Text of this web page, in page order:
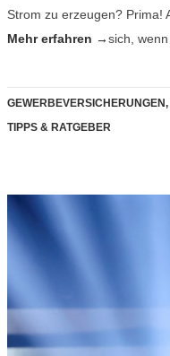
Strom zu erzeugen? Prima!
sich,
Mehr erfahren →
GEWERBEVERSICHERUNGEN,
TIPPS & RATGEBER